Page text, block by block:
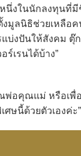
ในนักลงทุนที่มี
มูลนิธิช่วยเหลือ
บ่งปันให้สังคม ตุ๊
ร์เรนได้บ้าง”
อคุณแม่ หรือเพื่
ษนี้ด้วยตัวเองค่ะ”